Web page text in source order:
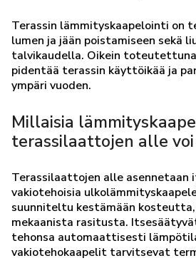
Terassin lämmityskaapelointi on
lumen ja jään poistamiseen sekä
talvikaudella. Oikein
pidentää terassin käyttöikää ja
ympäri vuoden.
Millaisia
terassilaattojen alle
Terassilaattojen alle asennetaan
vakiotehoisia
suunniteltu kestämään
mekaanista rasitusta.
tehonsa automaattisesti
vakiotehokaapelit tarvitsevat